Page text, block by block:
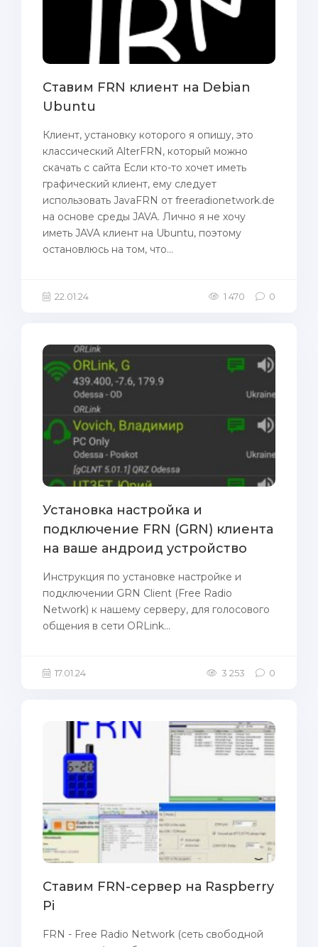
Ставим FRN клиент на Debian
Ubuntu
Клиент, установку которого я опишу, это
классический AlterFRN, который можно
скачать с сайта Если кто-то хочет иметь
графический клиент, ему следует
использовать JavaFRN от freeradionetwork.de
на основе среды JAVA. Лично я не хочу
иметь JAVA клиент на Ubuntu, поэтому
остановлюсь на том, что...
22.01.24 1 470 0
Установка настройка и
подключение FRN (GRN) клиента
на ваше андроид устройство
Инструкция по установке настройке и
подключении GRN Client (Free Radio
Network) к нашему серверу, для голосового
общения в сети ORLink...
17.01.24 3 253 0
Ставим FRN-сервер на Raspberry
Pi
FRN - Free Radio Network (сеть свободной